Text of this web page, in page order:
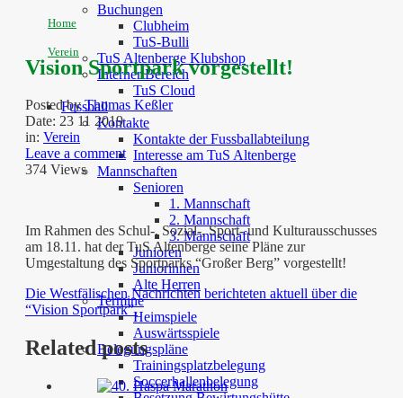
Buchungen
Clubheim
TuS-Bulli
TuS Altenberge Klubshop
Interner Bereich
TuS Cloud
Fussball
Kontakte
Kontakte der Fussballabteilung
Interesse am TuS Altenberge
Mannschaften
Senioren
1. Mannschaft
2. Mannschaft
3. Mannschaft
Junioren
Juniorinnen
Alte Herren
Termine
Heimspiele
Auswärtsspiele
Belegungspläne
Trainingsplatzbelegung
Soccerhallenbelegung
Home
Verein
Vision Sportpark vorgestellt!
Posted byThomas Keßler
Date: 23 11 2019
in: Verein
Leave a comment
374 Views
Im Rahmen des Schul-, Sozial-, Sport- und Kulturausschusses
am 18.11. hat der TuS Altenberge seine Pläne zur
Umgestaltung des Sportparks “Großer Berg” vorgestellt!
Die Westfälischen Nachrichten berichteten aktuell über die
“Vision Sportpark”.
Related posts